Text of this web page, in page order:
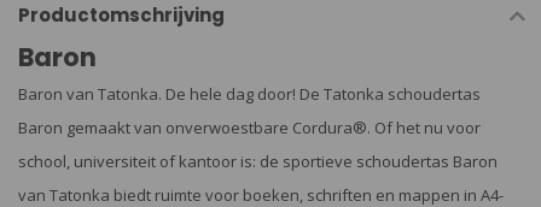
Productomschrijving
Baron
Baron van Tatonka. De hele dag door! De Tatonka schoudertas
Baron gemaakt van onverwoestbare Cordura®. Of het nu voor
school, universiteit of kantoor is: de sportieve schoudertas Baron
van Tatonka biedt ruimte voor boeken, schriften en mappen in A4-